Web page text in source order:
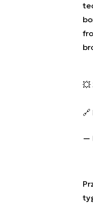
💥
🔗
—